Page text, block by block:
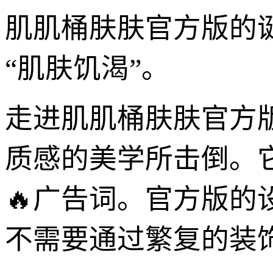
肌肌桶肤肤官方版的
“肌肤饥渴”。
走进肌肌桶肤肤官方
质感的美学所击倒。
🔥广告词。官方版的
不需要通过繁复的装